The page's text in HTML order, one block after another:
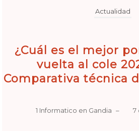
Actualidad
¿Cuál es el mejor
vuelta al cole
Comparativa técnica
1 Informatico en Gandia – 7